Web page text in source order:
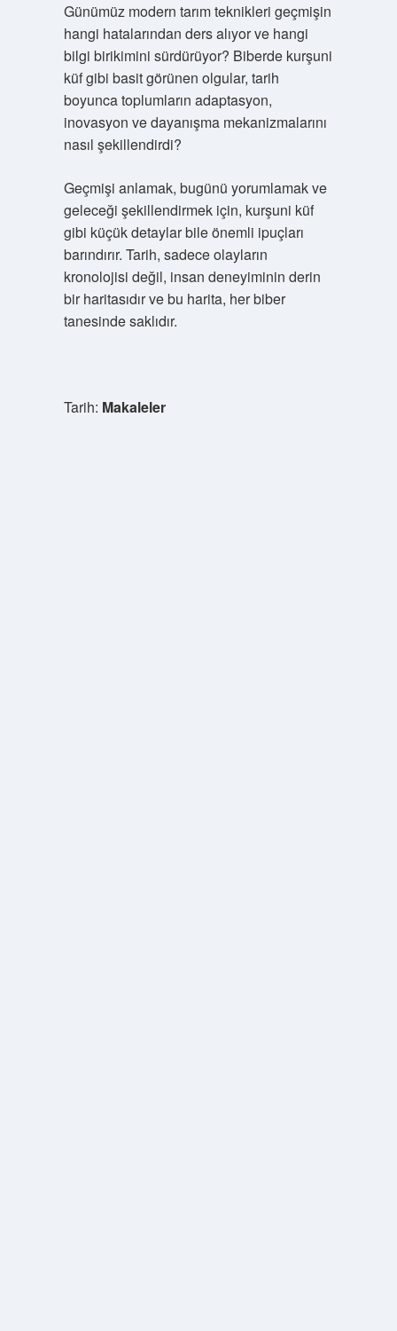
Günümüz modern tarım teknikleri geçmişin
hangi hatalarından ders alıyor ve hangi
bilgi birikimini sürdürüyor? Biberde kurşuni
küf gibi basit görünen olgular, tarih
boyunca toplumların adaptasyon,
inovasyon ve dayanışma mekanizmalarını
nasıl şekillendirdi?
Geçmişi anlamak, bugünü yorumlamak ve
geleceği şekillendirmek için, kurşuni küf
gibi küçük detaylar bile önemli ipuçları
barındırır. Tarih, sadece olayların
kronolojisi değil, insan deneyiminin derin
bir haritasıdır ve bu harita, her biber
tanesinde saklıdır.
Tarih: Makaleler